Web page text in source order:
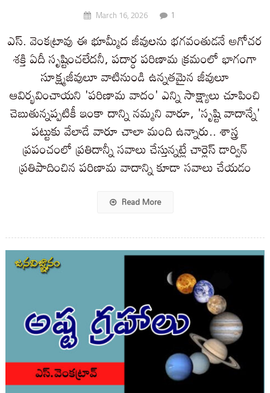
March 16, 2026 1
ఎస్. వెంకట్రావు ఈ భూమ్మీద జీవులను భగవంతుడనే అగోచర
శక్తి ఏదీ సృష్టించలేదనీ, పదార్ధ పరిణామ క్రమంలో భాగంగా
సూక్ష్మజీవులూ వాటినుండి ఉన్నతమైన జీవులూ
ఆవిర్భవించాయని 'పరిణామ వాదం' ఎన్ని సాక్ష్యాలు చూపించి
చెబుతున్నప్పటికీ ఇంకా దాన్ని నమ్మని వారూ, 'సృష్టి వాదాన్నే'
పట్టుకు వేలాడే వారూ చాలా మంది ఉన్నారు.. శాస్త్ర
ప్రపంచంలో ప్రతిదాన్నీ సవాలు చేస్తున్నట్లే చార్లెస్ డార్విన్
ప్రతిపాదించిన పరిణామ వాదాన్ని కూడా సవాలు చేయడం
Read More